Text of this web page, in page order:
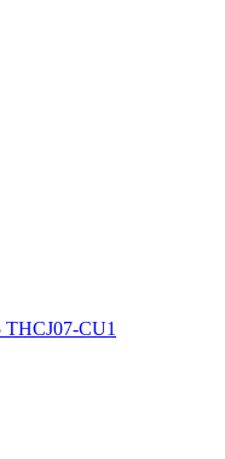
THCJ07-CU1